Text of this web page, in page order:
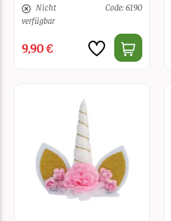
Nicht
verfügbar
Code: 6190
9,90 €